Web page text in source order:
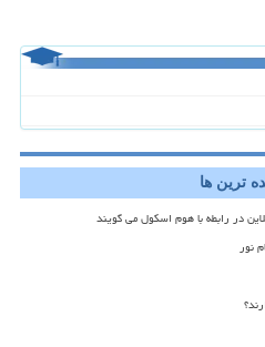
ترین ها
در رابطه با هوم اسکول می گویند
نور